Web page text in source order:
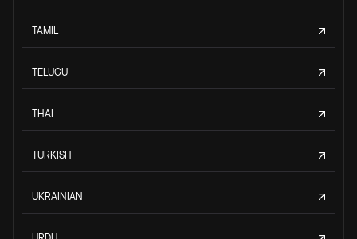
TAMIL
TELUGU
THAI
TURKISH
UKRAINIAN